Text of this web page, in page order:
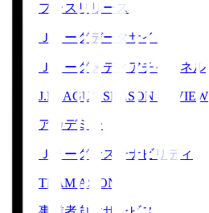
プレスリリース
Ｊリーグデータサイト
Ｊリーグメディアチャンネル
J.LEAGUE SEASON REVIEW
アカデミー
Ｊリーグサステナビリティ
TEAM AS ONE